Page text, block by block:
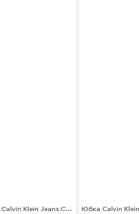
Сланцы Calvin Klein Jeans Calvin Klein Jeans CA939AWAPQA4